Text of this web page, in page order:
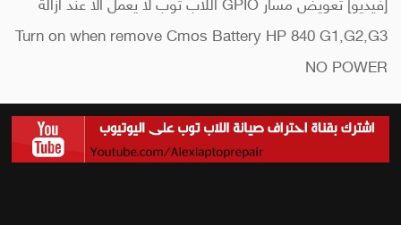
[فيديو] تعويض مسار GPIO اللاب توب لا يعمل الا عند ازالة
Turn on when remove Cmos Battery HP 840 G1,G2,G3
NO POWER